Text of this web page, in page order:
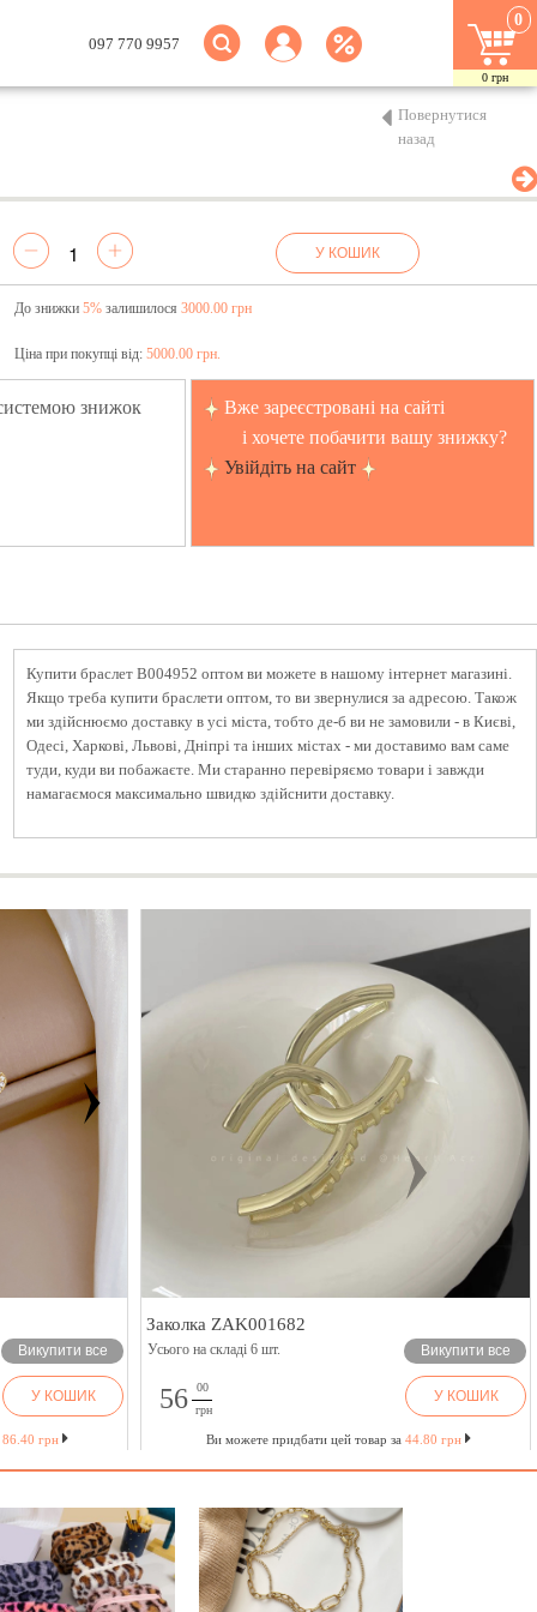
097 770 9957
0
0 грн
Повернутися
назад
У КОШИК
До знижки 5%залишилося 3000.00 грн
Ціна при покупці від: 5000.00 грн.
знижок
Вже зареєстровані на сайті
і хочете побачити вашу знижку?
Увійдіть на сайт
Купити браслет B004952 оптом ви можете в нашому інтернет магазині.
Якщо треба купити браслети оптом, то ви звернулися за адресою. Також
ми здійснюємо доставку в усі міста, тобто де-б ви не замовили - в Києві,
Одесі, Харкові, Львові, Дніпрі та інших містах - ми доставимо вам саме
туди, куди ви побажаєте. Ми старанно перевіряємо товари і завжди
намагаємося максимально швидко здійснити доставку.
Викупити все
У КОШИК
86.40 грн
Заколка ZAK001682
Усього на складі 6 шт. Викупити все
56
00
грн
У КОШИК
Ви можете придбати цей товар за 44.80 грн